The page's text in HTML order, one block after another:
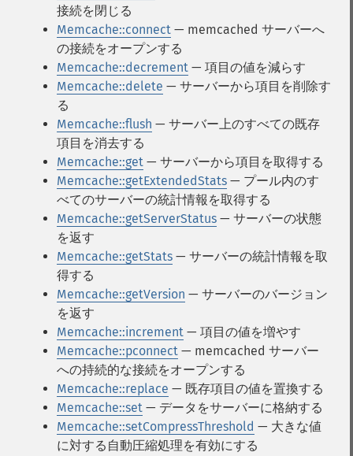
接続を閉じる
Memcache::connect — memcached サーバーへ
の接続をオープンする
Memcache::decrement — 項目の値を減らす
Memcache::delete — サーバーから項目を削除す
る
Memcache::flush — サーバー上のすべての既存
項目を消去する
Memcache::get — サーバーから項目を取得する
Memcache::getExtendedStats — プール内のす
べてのサーバーの統計情報を取得する
Memcache::getServerStatus — サーバーの状態
を返す
Memcache::getStats — サーバーの統計情報を取
得する
Memcache::getVersion — サーバーのバージョン
を返す
Memcache::increment — 項目の値を増やす
Memcache::pconnect — memcached サーバー
への持続的な接続をオープンする
Memcache::replace — 既存項目の値を置換する
Memcache::set — データをサーバーに格納する
Memcache::setCompressThreshold — 大きな値
に対する自動圧縮処理を有効にする